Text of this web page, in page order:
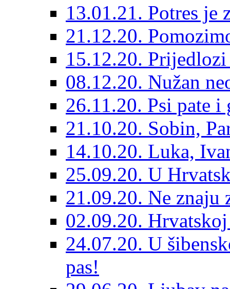
13.01.21. Potres je
21.12.20.
15.12.20.
08.12.20. Nužan
26.11.20. Psi pate
21.10.20. Sobin,
14.10.20. Luka,
25.09.20. U
21.09.20. Ne znaju
02.09.20.
24.07.20. U
pas!